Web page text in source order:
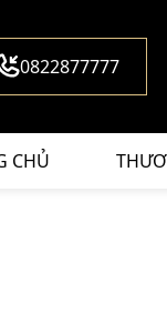
0822877777
CHỦ